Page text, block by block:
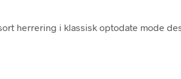
sort herrering i klassisk optodate mode